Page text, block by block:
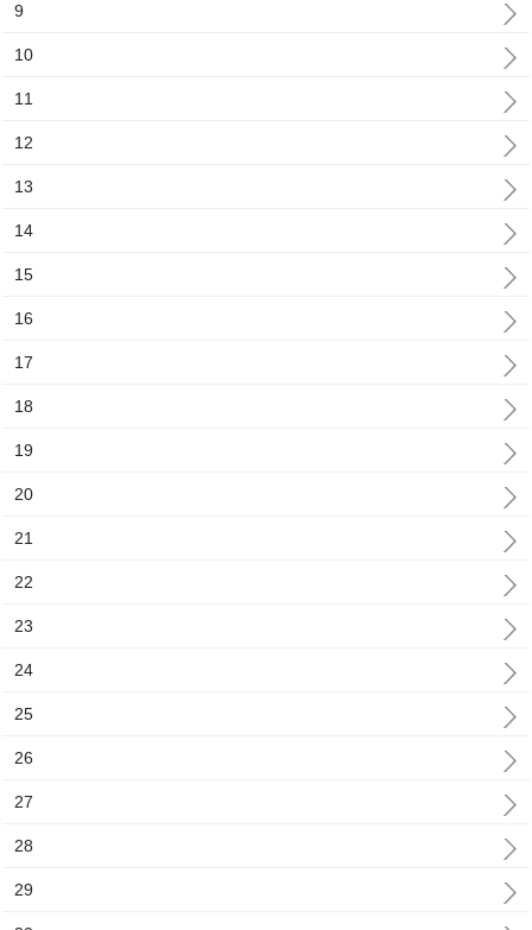
9
10
11
12
13
14
15
16
17
18
19
20
21
22
23
24
25
26
27
28
29